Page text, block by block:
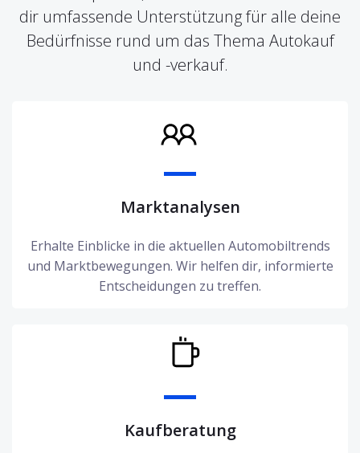
dir umfassende Unterstützung für alle deine
Bedürfnisse rund um das Thema Autokauf
und -verkauf.
Marktanalysen
Erhalte Einblicke in die aktuellen Automobiltrends
und Marktbewegungen. Wir helfen dir, informierte
Entscheidungen zu treffen.
Kaufberatung